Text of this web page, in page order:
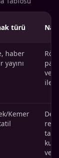
türü
haber
yayını
ile
Kemer
veri